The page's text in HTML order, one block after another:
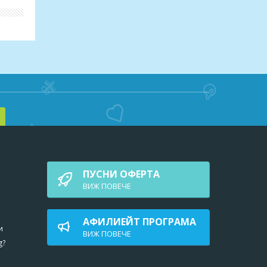
ПУСНИ ОФЕРТА
ВИЖ ПОВEЧЕ
АФИЛИЕЙТ ПРОГРАМА
ВИЖ ПОВEЧЕ